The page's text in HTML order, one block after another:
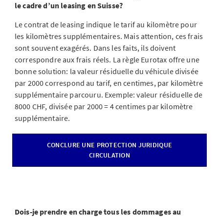
le cadre d’un leasing en Suisse?
Le contrat de leasing indique le tarif au kilomètre pour
les kilomètres supplémentaires. Mais attention, ces frais
sont souvent exagérés. Dans les faits, ils doivent
correspondre aux frais réels. La règle Eurotax offre une
bonne solution: la valeur résiduelle du véhicule divisée
par 2000 correspond au tarif, en centimes, par kilomètre
supplémentaire parcouru. Exemple: valeur résiduelle de
8000 CHF, divisée par 2000 = 4 centimes par kilomètre
supplémentaire.
CONCLURE UNE PROTECTION JURIDIQUE
CIRCULATION
Dois-je prendre en charge tous les dommages au